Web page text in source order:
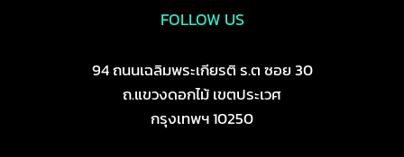
FOLLOW US
94 ถนนเฉลิมพระเกียรติ ร.ต ซอย 30
ถ.แขวงดอกไม้ เขตประเวศ
กรุงเทพฯ 10250